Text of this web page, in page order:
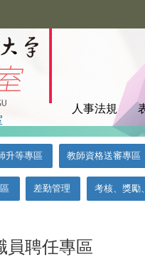
人事法規
升等專區 教師資格送審專區
差勤管理 考核、獎勵
員聘任專區